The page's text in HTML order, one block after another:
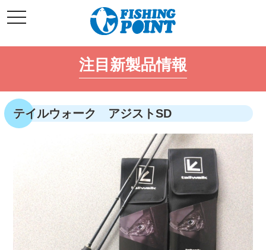
ン
ン
ス
キ
ッ
t
o
l
g
t
i
o
注目新製品情報
テイルウォーク アジストSD